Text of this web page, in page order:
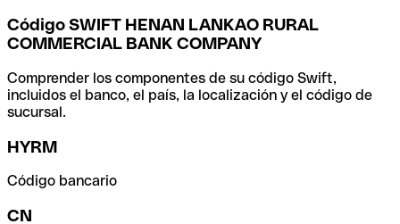
Código SWIFT HENAN LANKAO RURAL
COMMERCIAL BANK COMPANY
Comprender los componentes de su código Swift,
incluidos el banco, el país, la localización y el código de
sucursal.
HYRM
Código bancario
CN